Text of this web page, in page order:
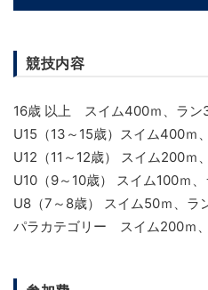
競技内容
16歳 以上 スイム400ｍ、ラン
U15（13～15歳）スイム400ｍ
U12（11～12歳） スイム200ｍ
U10（9～10歳） スイム100ｍ
U8（7～8歳） スイム50ｍ、ラ
パラカテゴリー スイム200ｍ